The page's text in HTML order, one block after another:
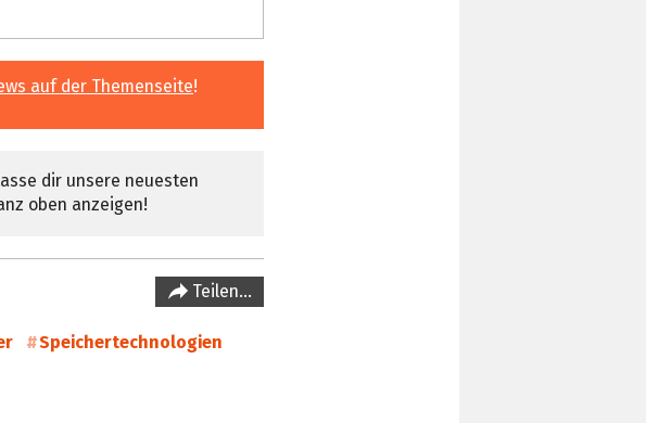
auf der Themenseite!
dir unsere neuesten
oben anzeigen!
Teilen…
Speichertechnologien